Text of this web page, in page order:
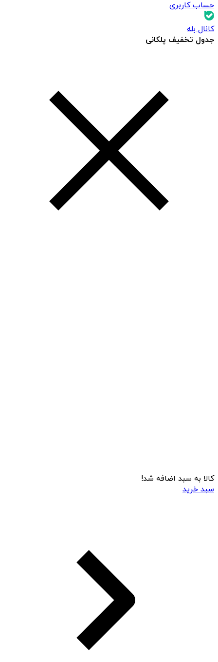
حساب کاربری
کانال بله
جدول تخفیف پلکانی
کالا به سبد اضافه شد!
سبد خرید